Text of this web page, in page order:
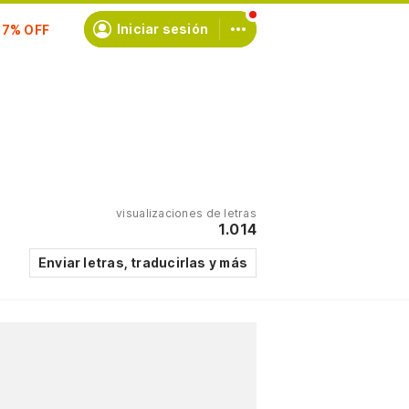
Iniciar sesión
visualizaciones de letras
1.014
Enviar letras, traducirlas y más